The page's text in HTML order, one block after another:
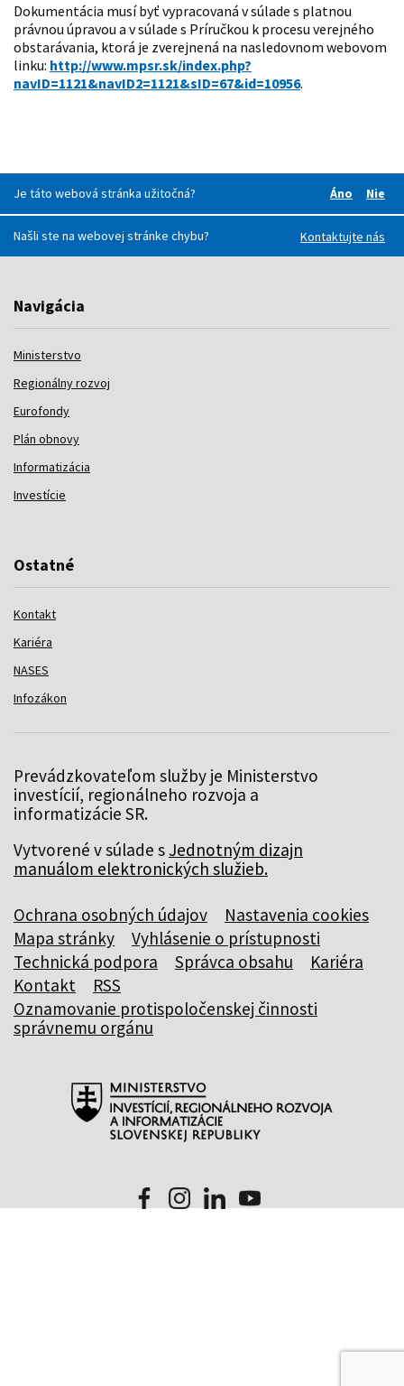
Dokumentácia musí byť vypracovaná v súlade s platnou
právnou úpravou a v súlade s Príručkou k procesu verejného
obstarávania, ktorá je zverejnená na nasledovnom webovom
linku: http://www.mpsr.sk/index.php?
navID=1121&navID2=1121&sID=67&id=10956.
Je táto webová stránka užitočná?
Áno
Nie
Našli ste na webovej stránke chybu?
Kontaktujte nás
Navigácia
Ministerstvo
Regionálny rozvoj
Eurofondy
Plán obnovy
Informatizácia
Investície
Ostatné
Kontakt
Kariéra
NASES
Infozákon
Prevádzkovateľom služby je Ministerstvo
investícií, regionálneho rozvoja a
informatizácie SR.
Vytvorené v súlade s Jednotným dizajn
manuálom elektronických služieb.
Ochrana osobných údajov
Nastavenia cookies
Mapa stránky
Vyhlásenie o prístupnosti
Technická podpora
Správca obsahu
Kariéra
Kontakt
RSS
Oznamovanie protispoločenskej činnosti
správnemu orgánu